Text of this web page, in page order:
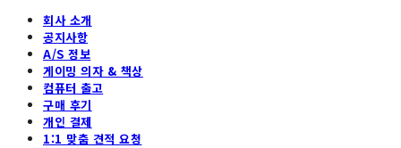
회사 소개
공지사항
A/S 정보
게이밍 의자 & 책상
컴퓨터 출고
구매 후기
개인 결제
1:1 맞춤 견적 요청